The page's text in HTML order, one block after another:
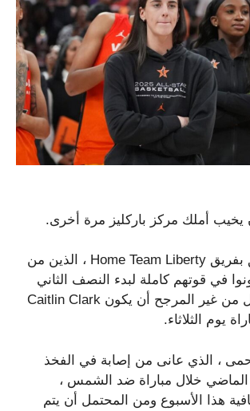
أملك مركز باركليز مرة أخرى.
ليس فيما يتعلق بفريق Home Team Liberty ، الذين من
في قوتهم كاملة لبدء النصف الثاني
من الموسم ، بل من غير المرجح أن يكون Caitlin Clark
يوم الثلاثاء.
، الذي عانى من إصابة في الفخذ
الماضي خلال مباراة ضد الشمس ،
هذا الأسبوع ومن المحتمل أن يتم